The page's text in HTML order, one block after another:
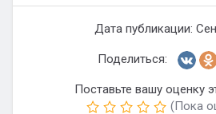
Дата публикации:
Поделиться:
Поставьте вашу оценку
(Пока